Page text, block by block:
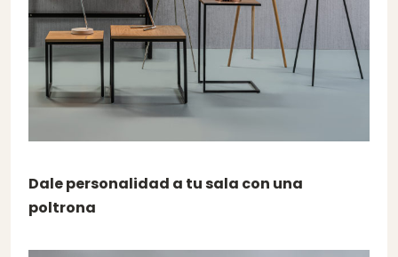
Dale personalidad a tu sala con una
poltrona